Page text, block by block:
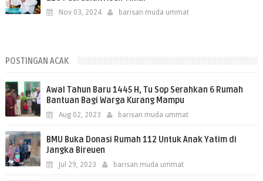
Nov 03, 2024 barisan muda ummat
POSTINGAN ACAK
Awal Tahun Baru 1445 H, Tu Sop Serahkan 6 Rumah
Bantuan Bagi Warga Kurang Mampu
Aug 02, 2023 barisan muda ummat
BMU Buka Donasi Rumah 112 Untuk Anak Yatim di
Jangka Bireuen
Jul 29, 2023 barisan muda ummat